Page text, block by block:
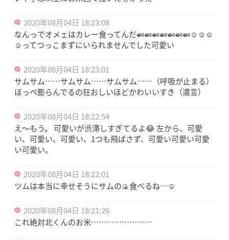
2020年08月04日 18:23:08
なんっでオメェはカレー食ってんだ🍛🍛🍛🍛🍛🍛🍛☺️☺️☺️
☺️ってつっこまずにいられませんでした可愛い
2020年08月04日 18:23:01
サムサム……サムサム……サムサム……（呼吸が止まる）
ほっぺ膨らんでるの狂おしいほどかわいいすき（遺言）
2020年08月04日 18:22:54
え〜もう。 可愛いが渋滞しすぎてるよ😂 左から、可愛
い、可愛い、可愛い、1つも飛ばさず、可愛い可愛い可愛
い可愛い。
2020年08月04日 18:22:01
ツムは本当に幸せそうにサムの🍙食べるね…☺️
2020年08月04日 18:21:26
これ絶対北くんのお米……………………